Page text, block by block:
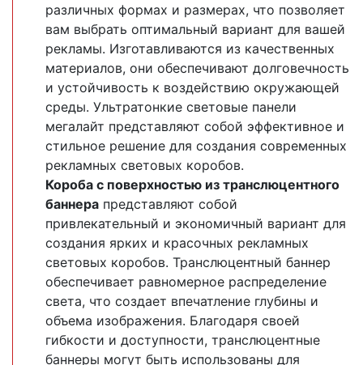
различных формах и размерах, что позволяет
вам выбрать оптимальный вариант для вашей
рекламы. Изготавливаются из качественных
материалов, они обеспечивают долговечность
и устойчивость к воздействию окружающей
среды. Ультратонкие световые панели
мегалайт представляют собой эффективное и
стильное решение для создания современных
рекламных световых коробов.
Короба с поверхностью из транслюцентного
баннера представляют собой
привлекательный и экономичный вариант для
создания ярких и красочных рекламных
световых коробов. Транслюцентный баннер
обеспечивает равномерное распределение
света, что создает впечатление глубины и
объема изображения. Благодаря своей
гибкости и доступности, транслюцентные
баннеры могут быть использованы для